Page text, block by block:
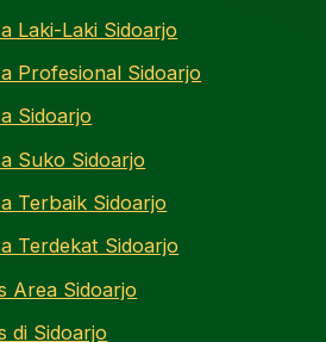
Laki-Laki Sidoarjo
Profesional Sidoarjo
Sidoarjo
Suko Sidoarjo
Terbaik Sidoarjo
Terdekat Sidoarjo
Area Sidoarjo
di Sidoarjo